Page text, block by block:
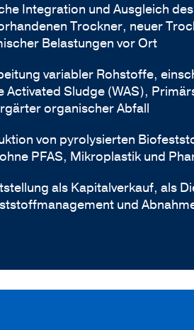
Integration und Ausgleich
Trockner, neuer
Belastungen vor Ort
variabler Rohstoffe,
Activated Sludge (WAS),
organischer Abfall
von pyrolysierten
PFAS, Mikroplastik und
als Kapitalverkauf, als
und